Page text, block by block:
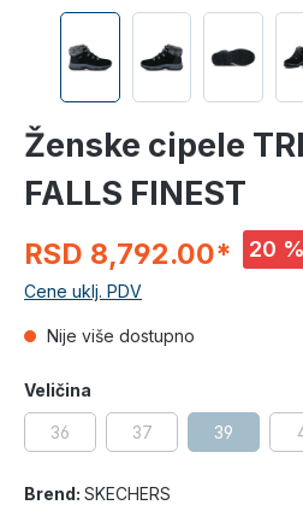
Ženske cipele
FALLS FINEST
RSD 8,792.00* 20 %
Cene uklj. PDV
Nije više dostupno
Veličina
36 37 39
Brend: SKECHERS